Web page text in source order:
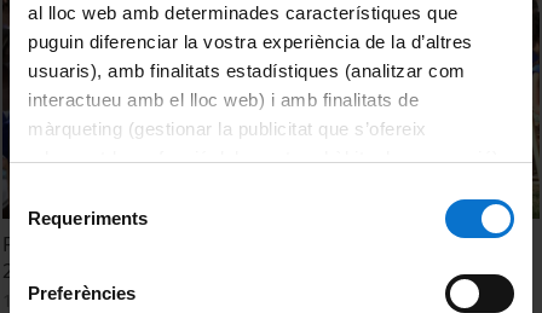
al lloc web amb determinades característiques que
puguin diferenciar la vostra experiència de la d’altres
usuaris), amb finalitats estadístiques (analitzar com
interactueu amb el lloc web) i amb finalitats de
màrqueting (gestionar la publicitat que s’ofereix
adequant-la en funció dels vostres hàbits de navegació).
consultar laPolítica de galetes del lloc web de la
de
consentiment
Requeriments
Preferències
Facultat de Biologia. Acte de Graduació. Promoció 2016-
2020. 18:00h.
16 June, 2021